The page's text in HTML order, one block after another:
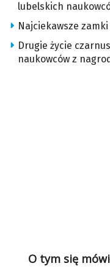
lubelskich
Najciekawsze
Drugie życie
naukowców z
O tym się